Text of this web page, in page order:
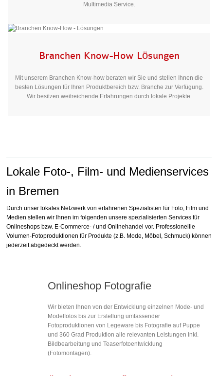
Multimedia Service.
Branchen Know-How Lösungen
Mit unserem Branchen Know-how beraten wir Sie und stellen Ihnen die
besten Lösungen für Ihren Produktbereich bzw. Branche zur Verfügung.
Wir besitzen weitreichende Erfahrungen durch lokale Projekte.
Lokale Foto-, Film- und Medienservices
in Bremen
Durch unser lokales Netzwerk von erfahrenen Spezialisten für Foto, Film und
Medien stellen wir Ihnen im folgenden unsere spezialisierten Services für
Onlineshops bzw. E-Commerce- / und Onlinehandel vor. Professionellle
Volumen-Fotoproduktionen für Produkte (z.B. Mode, Möbel, Schmuck) können
jederzeit abgedeckt werden.
Onlineshop Fotografie
Wir bieten Ihnen von der Entwicklung einzelnen Mode- und
Modelfotos bis zur Erstellung umfassender
Fotoproduktionen von Legeware bis Fotografie auf Puppe
und 360 Grad Produktion alle relevanten Leistungen inkl.
Bildbearbeitung und Teaserfotoentwicklung
(Fotomontagen).